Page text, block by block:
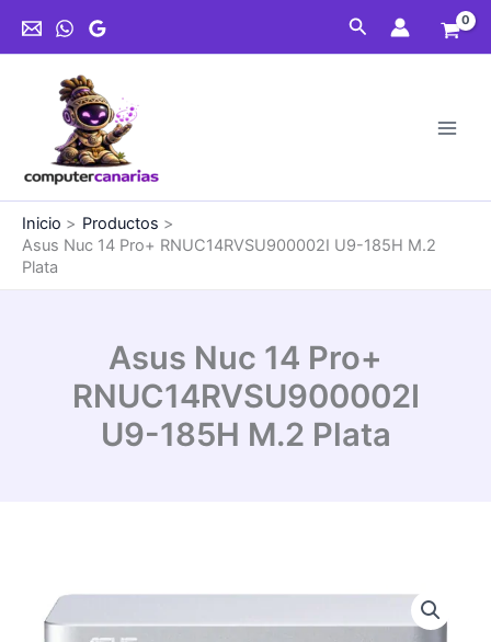
Buscar
Inicio
Productos
Asus Nuc 14 Pro+ RNUC14RVSU900002I U9-185H M.2
Plata
Asus Nuc 14 Pro+
RNUC14RVSU900002I
U9-185H M.2 Plata